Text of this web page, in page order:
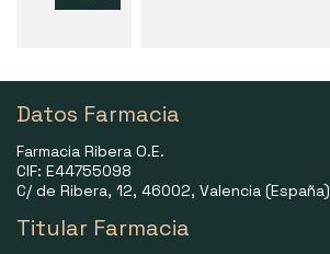
Datos Farmacia
Farmacia Ribera O.E.
CIF: E44755098
C/ de Ribera, 12, 46002, Valencia (España)
Titular Farmacia